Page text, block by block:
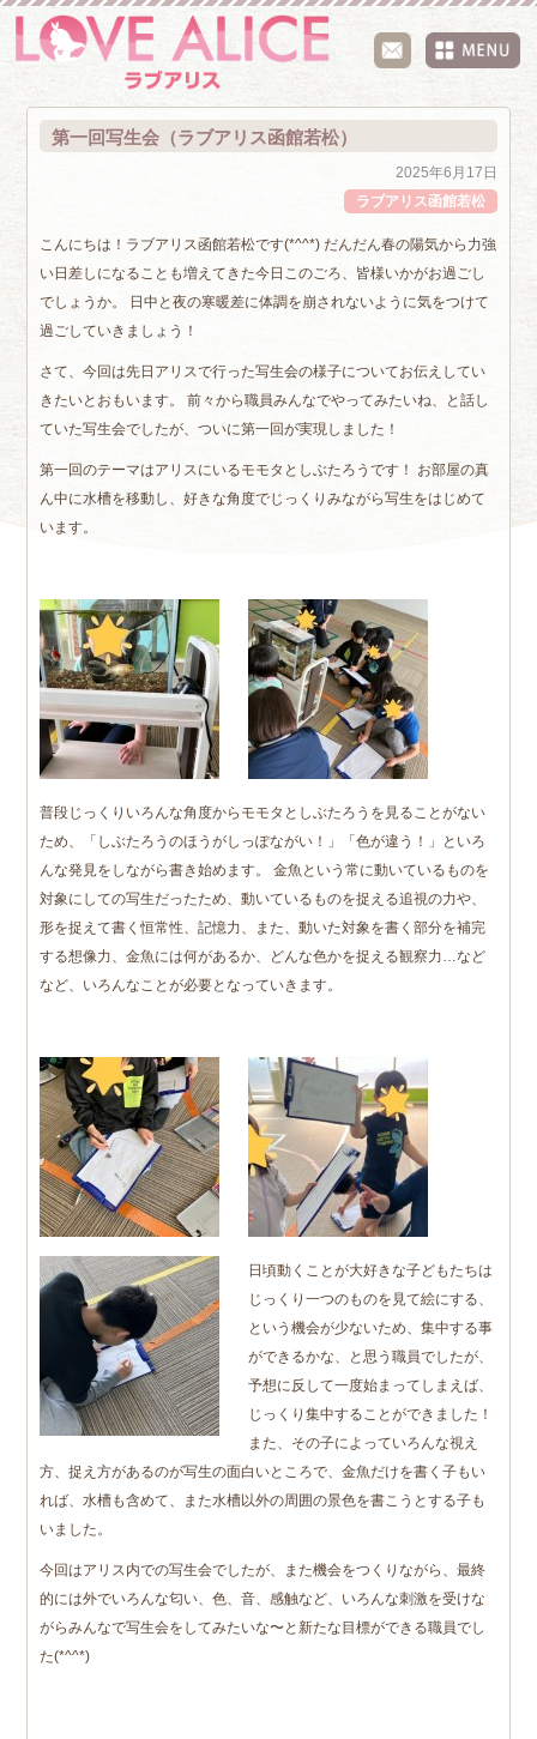
第一回写生会（ラブアリス函館若松）
2025年6月17日
ラブアリス函館若松
こんにちは！ラブアリス函館若松です(*^^*) だんだん春の陽気から力強
い日差しになることも増えてきた今日このごろ、皆様いかがお過ごし
でしょうか。 日中と夜の寒暖差に体調を崩されないように気をつけて
過ごしていきましょう！
さて、今回は先日アリスで行った写生会の様子についてお伝えしてい
きたいとおもいます。 前々から職員みんなでやってみたいね、と話し
ていた写生会でしたが、ついに第一回が実現しました！
第一回のテーマはアリスにいるモモタとしぶたろうです！ お部屋の真
ん中に水槽を移動し、好きな角度でじっくりみながら写生をはじめて
います。
普段じっくりいろんな角度からモモタとしぶたろうを見ることがない
ため、「しぶたろうのほうがしっぽながい！」「色が違う！」といろ
んな発見をしながら書き始めます。 金魚という常に動いているものを
対象にしての写生だったため、動いているものを捉える追視の力や、
形を捉えて書く恒常性、記憶力、また、動いた対象を書く部分を補完
する想像力、金魚には何があるか、どんな色かを捉える観察力…など
など、いろんなことが必要となっていきます。
日頃動くことが大好きな子どもたちは
じっくり一つのものを見て絵にする、
という機会が少ないため、集中する事
ができるかな、と思う職員でしたが、
予想に反して一度始まってしまえば、
じっくり集中することができました！
また、その子によっていろんな視え
方、捉え方があるのが写生の面白いところで、金魚だけを書く子もい
れば、水槽も含めて、また水槽以外の周囲の景色を書こうとする子も
いました。
今回はアリス内での写生会でしたが、また機会をつくりながら、最終
的には外でいろんな匂い、色、音、感触など、いろんな刺激を受けな
がらみんなで写生会をしてみたいな〜と新たな目標ができる職員でし
た(*^^*)